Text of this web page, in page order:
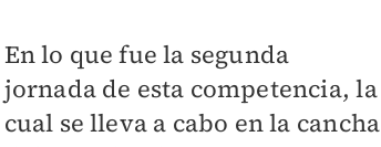
En lo que fue la segunda
jornada de esta competencia, la
cual se lleva a cabo en la cancha